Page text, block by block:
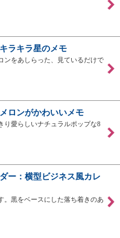
ラキラ星のメモ
ンをあしらった、見ているだけで
ロンがかわいいメモ
り愛らしいナチュラルポップな8
ー：横型ビジネス風カレ
。黒をベースにした落ち着きのあ